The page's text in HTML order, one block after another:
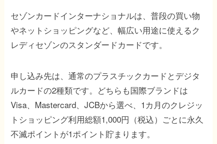
セゾンカードインターナショナルは、普段の買い物
やネットショッピングなど、幅広い用途に使えるク
レディセゾンのスタンダードカードです。
申し込み先は、通常のプラスチックカードとデジタ
ルカードの2種類です。どちらも国際ブランドは
Visa、Mastercard、JCBから選べ、1カ月のクレジッ
トショッピング利用総額1,000円（税込）ごとに永久
不滅ポイントが1ポイント貯まります。